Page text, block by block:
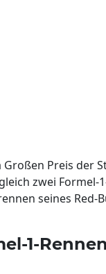
Großen Preis der
zwei Formel-
seines Red-
1-